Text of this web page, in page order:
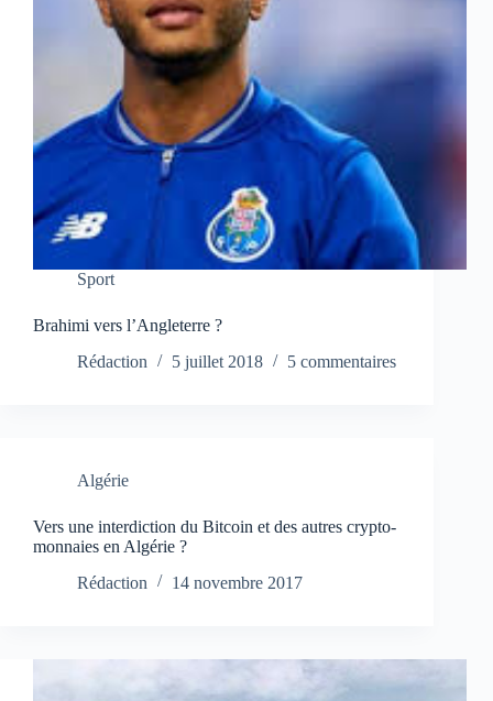
Sport
Brahimi vers l’Angleterre ?
Rédaction
5 juillet 2018 5 commentaires
Algérie
Vers une interdiction du Bitcoin et des autres crypto-
monnaies en Algérie ?
Rédaction
14 novembre 2017